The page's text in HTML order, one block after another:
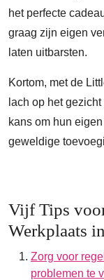
het perfecte
graag zijn eigen
laten uitbarsten.
Kortom, met de
lach op het
kans om hun
geweldige
Vijf Tips
Werkplaats
Zorg voor
problemen te